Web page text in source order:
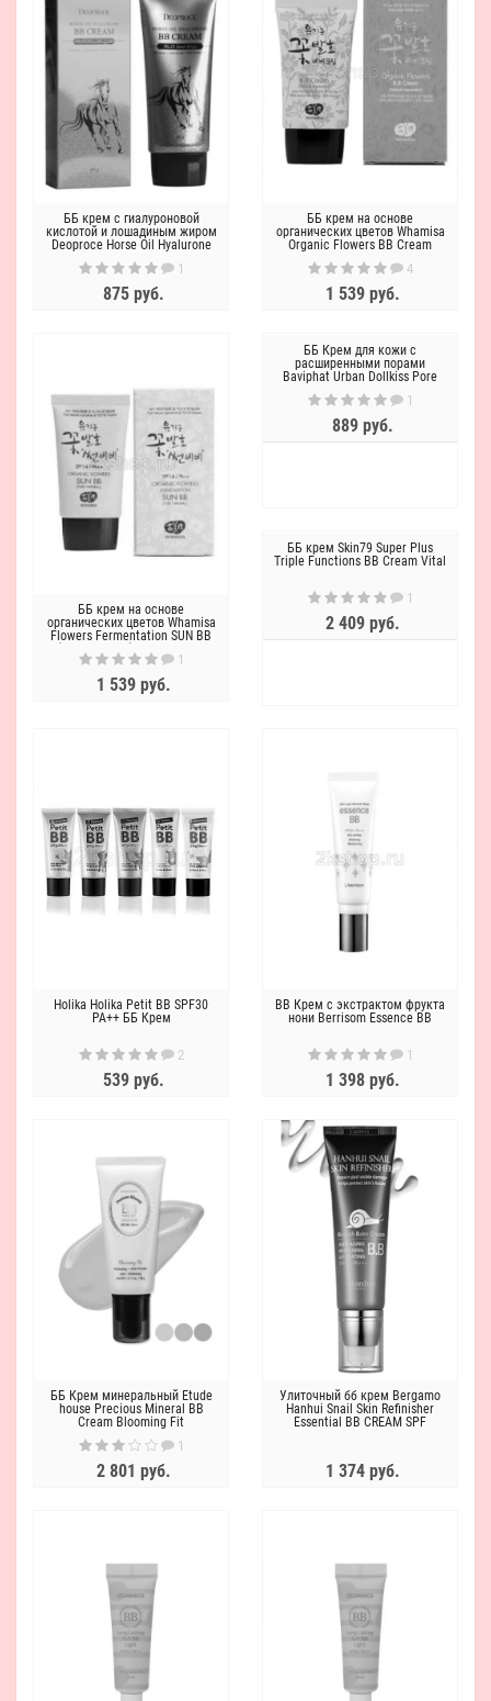
ББ крем с гиалуроновой
кислотой и лошадиным жиром
Deoproce Horse Oil Hyalurone
BB cream
1
875 руб.
ББ крем на основе
органических цветов Whamisa
Organic Flowers BB Cream
4
1 539 руб.
ББ крем на основе
органических цветов Whamisa
Flowers Fermentation SUN BB
(Pure Natural) SPF 14/PA++
1
1 539 руб.
ББ Крем для кожи с
расширенными порами
Baviphat Urban Dollkiss Pore
Blur BB
1
889 руб.
ББ крем Skin79 Super Plus
Triple Functions BB Cream Vital
1
2 409 руб.
Holika Holika Petit BB SPF30
PA++ ББ Крем
2
539 руб.
BB Крем с экстрактом фрукта
нони Berrisom Essence BB
1
1 398 руб.
ББ Крем минеральный Etude
house Precious Mineral BB
Cream Blooming Fit
SPF30/PA+++
1
2 801 руб.
Улиточный бб крем Bergamo
Hanhui Snail Skin Refinisher
Essential BB CREAM SPF
1 374 руб.